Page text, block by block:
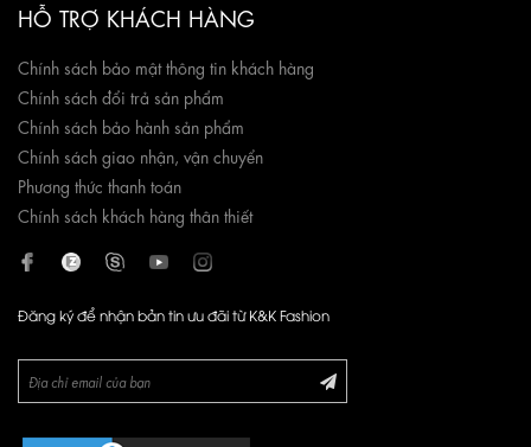
HỖ TRỢ KHÁCH HÀNG
Chính sách bảo mật thông tin khách hàng
Chính sách đổi trả sản phẩm
Chính sách bảo hành sản phẩm
Chính sách giao nhận, vận chuyển
Phương thức thanh toán
Chính sách khách hàng thân thiết
Đăng ký để nhận bản tin ưu đãi từ K&K Fashion